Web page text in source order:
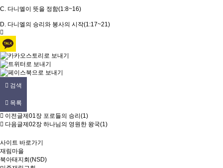
C. 다니엘이 뜻을 정함(1:8~16)
D. 다니엘의 승리와 봉사의 시작(1:17~21)
검색
목록
이전글제01장 포로들의 승리(1)
다음글제02장 하나님의 영원한 왕국(1)
사이트 바로가기
재림마을
북아태지회(NSD)